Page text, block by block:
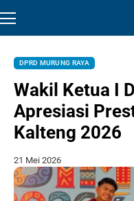
DPRD MURUNG RAYA
Wakil Ketua I
Apresiasi
Kalteng 2026
21 Mei 2026